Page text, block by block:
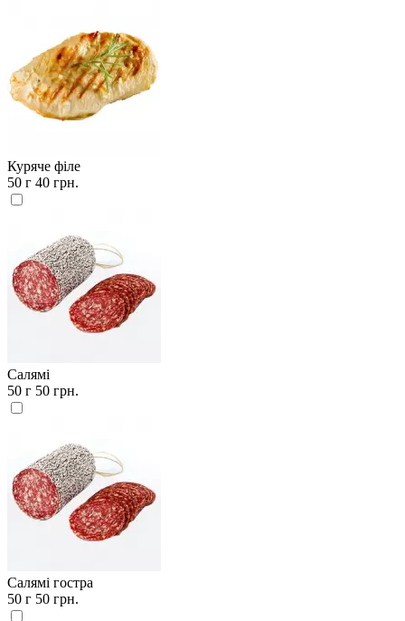
Куряче філе
50 г 40 грн.
Салямі
50 г 50 грн.
Салямі гостра
50 г 50 грн.